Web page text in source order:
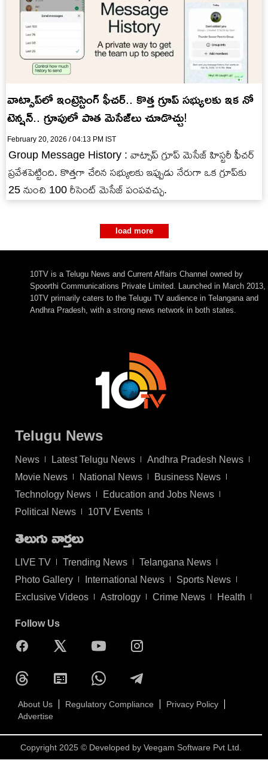
వాట్సాప్‌లో ఇంట్రెస్టింగ్ ఫీచర్.. కొత్త గ్రూప్ సభ్యులకు ఇక నో
టెన్షన్‌.. గ్రూపులో పాత మెసేజ్‌లు చూడొచ్చు!
February 20, 2026 / 04:13 PM IST
Group Message History : వాట్సాప్ గ్రూప్ మెసేజ్ హిస్టరీ ఫీచర్‌
ప్రవేశపెట్టింది. కొత్తగా చేరిన సభ్యులకు ఇప్పుడు నేరుగా ఒక గ్రూప్‌కు
25 నుంచి 100 రీసెంట్ మెసేజ్ పంపవచ్చు.
load more
10TV is a Telugu News and Current Affairs Channel owned by
Spoorthi Communications Private Limited. Launched in March 2013,
10TV primarily caters to the Telugu TV audience in Telangana and
Andhra Pradesh, with a strong news network in both states.
Telugu News
News Latest Telugu News
Andhra Pradesh News
Movie News
National News
Business News
Technology News
Education and Jobs News
Political News
10TV Events
తెలుగు వార్తలు
LIVE TV Trending News
Telangana News
Photo Gallery
International News
Sports News
Exclusive Videos
Astrology Crime News Health
Follow Us
About Us Regulatory Compliance
Privacy Policy
Advertise
Copyright 2025 © Developed by Veegam Software Pvt Ltd.